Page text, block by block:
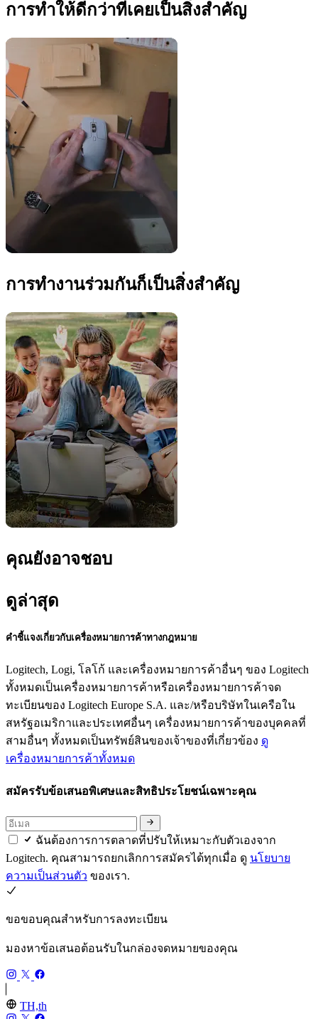
การทำให้ดีกว่าที่เคยเป็นสิ่งสำคัญ
การทำงานร่วมกันก็เป็นสิ่งสำคัญ
คุณยังอาจชอบ
ดูล่าสุด
คำชี้แจงเกี่ยวกับเครื่องหมายการค้าทางกฎหมาย
Logitech, Logi, โลโก้ และเครื่องหมายการค้าอื่นๆ ของ Logitech
ทั้งหมดเป็นเครื่องหมายการค้าหรือเครื่องหมายการค้าจด
ทะเบียนของ Logitech Europe S.A. และ/หรือบริษัทในเครือใน
สหรัฐอเมริกาและประเทศอื่นๆ เครื่องหมายการค้าของบุคคลที่
สามอื่นๆ ทั้งหมดเป็นทรัพย์สินของเจ้าของที่เกี่ยวข้อง ดู
เครื่องหมายการค้าทั้งหมด
สมัครรับข้อเสนอพิเศษและสิทธิประโยชน์เฉพาะคุณ
ฉันต้องการการตลาดที่ปรับให้เหมาะกับตัวเองจาก
Logitech. คุณสามารถยกเลิกการสมัครได้ทุกเมื่อ ดู นโยบาย
ความเป็นส่วนตัว ของเรา.
ขอขอบคุณสำหรับการลงทะเบียน
มองหาข้อเสนอต้อนรับในกล่องจดหมายของคุณ
TH,th